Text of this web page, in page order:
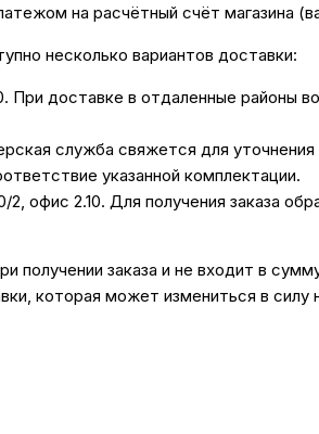
на расчётный счёт магазина
несколько вариантов доставки:
При доставке в отдаленные районы
служба свяжется для
указанной комплектации.
офис 2.10. Для получения заказа
заказа и не входит в
которая может измениться в силу